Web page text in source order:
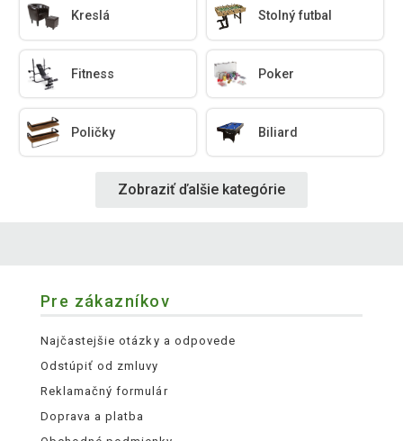
Kreslá Stolný futbal
Fitness Poker
Poličky Biliard
Zobraziť ďalšie kategórie
Pre zákazníkov
Najčastejšie otázky a odpovede
Odstúpiť od zmluvy
Reklamačný formulár
Doprava a platba